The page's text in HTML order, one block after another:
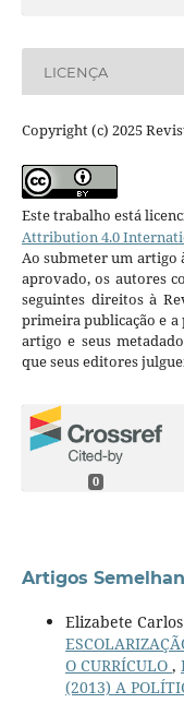
LICENÇA
Copyright (c) 2025
Este trabalho está
Attribution 4.0
Ao submeter um artigo
aprovado, os autores
seguintes direitos à
primeira publicação e a
artigo e seus
que seus editores
0
Artigos
Elizabete
O CURRÍCULO ,
(2013) A